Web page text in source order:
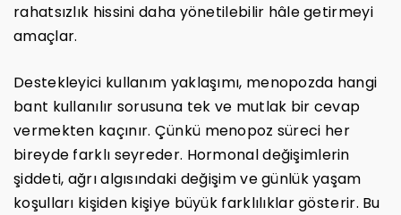
rahatsızlık hissini daha yönetilebilir hâle getirmeyi
amaçlar.
Destekleyici kullanım yaklaşımı, menopozda hangi
bant kullanılır sorusuna tek ve mutlak bir cevap
vermekten kaçınır. Çünkü menopoz süreci her
bireyde farklı seyreder. Hormonal değişimlerin
şiddeti, ağrı algısındaki değişim ve günlük yaşam
koşulları kişiden kişiye büyük farklılıklar gösterir. Bu